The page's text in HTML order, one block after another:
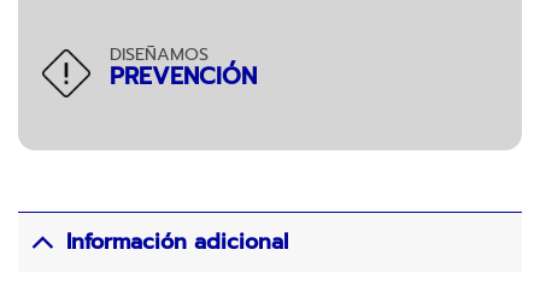
DISEÑAMOS
PREVENCIÓN
Información adicional